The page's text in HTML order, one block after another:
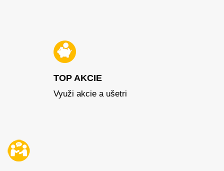
TOP AKCIE
Využi akcie a ušetri